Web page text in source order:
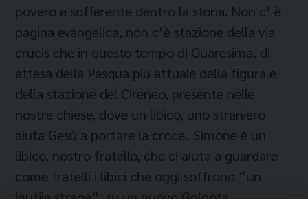
povero e sofferente dentro la storia. Non c’ è
pagina evangelica, non c’è stazione della via
crucis che in questo tempo di Quaresima, di
attesa della Pasqua più attuale della figura e
della stazione del Cireneo, presente nelle
nostre chiese, dove un libico, uno straniero
aiuta Gesù a portare la croce.. Simone è un
libico, nostro fratello, che ci aiuta a guardare
come fratelli i libici che oggi soffrono “un
inutile strage”, su un nuovo Golgota.